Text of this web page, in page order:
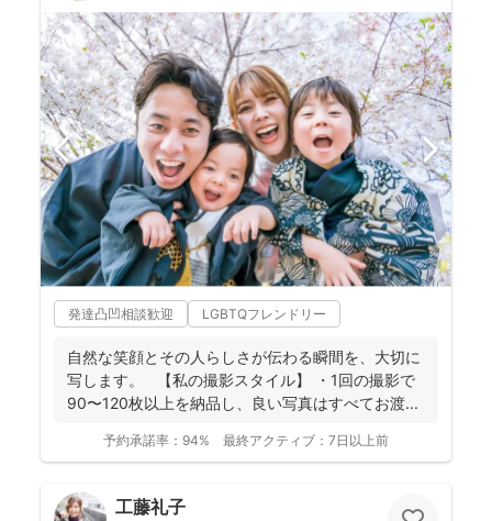
発達凸凹相談歓迎 LGBTQフレンドリー
自然な笑顔とその人らしさが伝わる瞬間を、大切に
写します。 【私の撮影スタイル】 ・1回の撮影で
90〜120枚以上を納品し、良い写真はすべてお渡...
予約承諾率： 94% 最終アクティブ： 7日以上前
工藤礼子